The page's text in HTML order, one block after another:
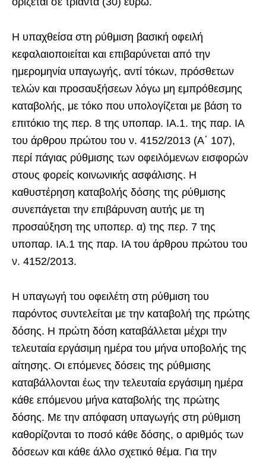
Η υπαχθείσα στη ρύθμιση βασική οφειλή
κεφαλαιοποιείται και επιβαρύνεται από την
ημερομηνία υπαγωγής, αντί τόκων, πρόσθετων
τελών και προσαυξήσεων λόγω μη εμπρόθεσμης
καταβολής, με τόκο που υπολογίζεται με βάση το
επιτόκιο της περ. 8 της υποπαρ. ΙΑ.1. της παρ. ΙΑ
του άρθρου πρώτου του ν. 4152/2013 (Α΄ 107),
περί πάγιας ρύθμισης των οφειλόμενων εισφορών
στους φορείς κοινωνικής ασφάλισης. Η
καθυστέρηση καταβολής δόσης της ρύθμισης
συνεπάγεται την επιβάρυνση αυτής με τη
προσαύξηση της υποπερ. α) της περ. 7 της
υποπαρ. ΙΑ.1 της παρ. ΙΑ του άρθρου πρώτου του
ν. 4152/2013.
Η υπαγωγή του οφειλέτη στη ρύθμιση του
παρόντος συντελείται με την καταβολή της πρώτης
δόσης. Η πρώτη δόση καταβάλλεται μέχρι την
τελευταία εργάσιμη ημέρα του μήνα υποβολής της
αίτησης. Οι επόμενες δόσεις της ρύθμισης
καταβάλλονται έως την τελευταία εργάσιμη ημέρα
κάθε επόμενου μήνα καταβολής της πρώτης
δόσης. Με την απόφαση υπαγωγής στη ρύθμιση
καθορίζονται το ποσό κάθε δόσης, ο αριθμός των
δόσεων και κάθε άλλο σχετικό θέμα. Για την